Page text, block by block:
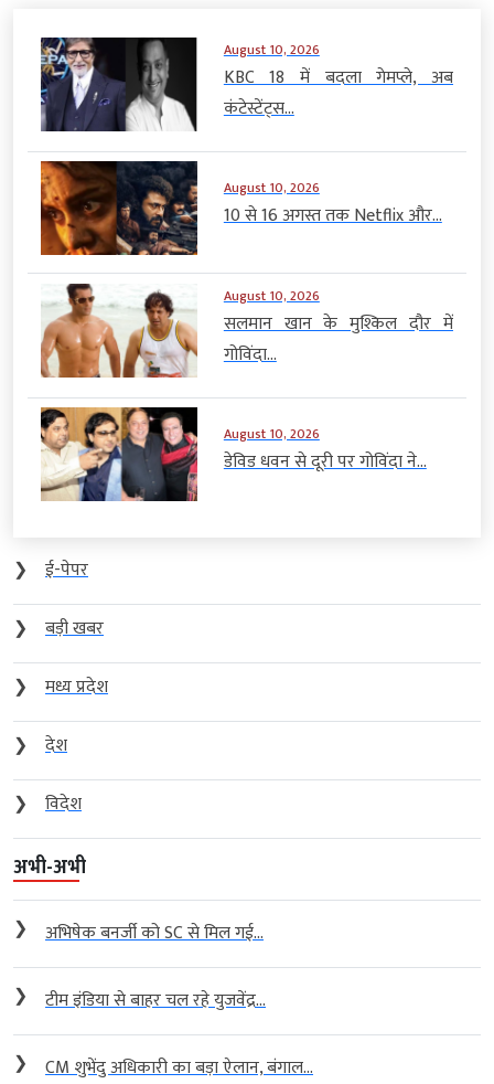
August 10, 2026
KBC 18 में बदला गेमप्ले, अब
कंटेस्टेंट्स...
August 10, 2026
10 से 16 अगस्त तक Netflix और...
August 10, 2026
सलमान खान के मुश्किल दौर में
गोविंदा...
August 10, 2026
डेविड धवन से दूरी पर गोविंदा ने...
❯
ई-पेपर
❯
बड़ी खबर
❯
मध्य प्रदेश
❯
देश
❯
विदेश
अभी-अभी
❯ अभिषेक बनर्जी को SC से मिल गई...
❯ टीम इंडिया से बाहर चल रहे युजवेंद्र...
❯ CM शुभेंदु अधिकारी का बड़ा ऐलान, बंगाल...